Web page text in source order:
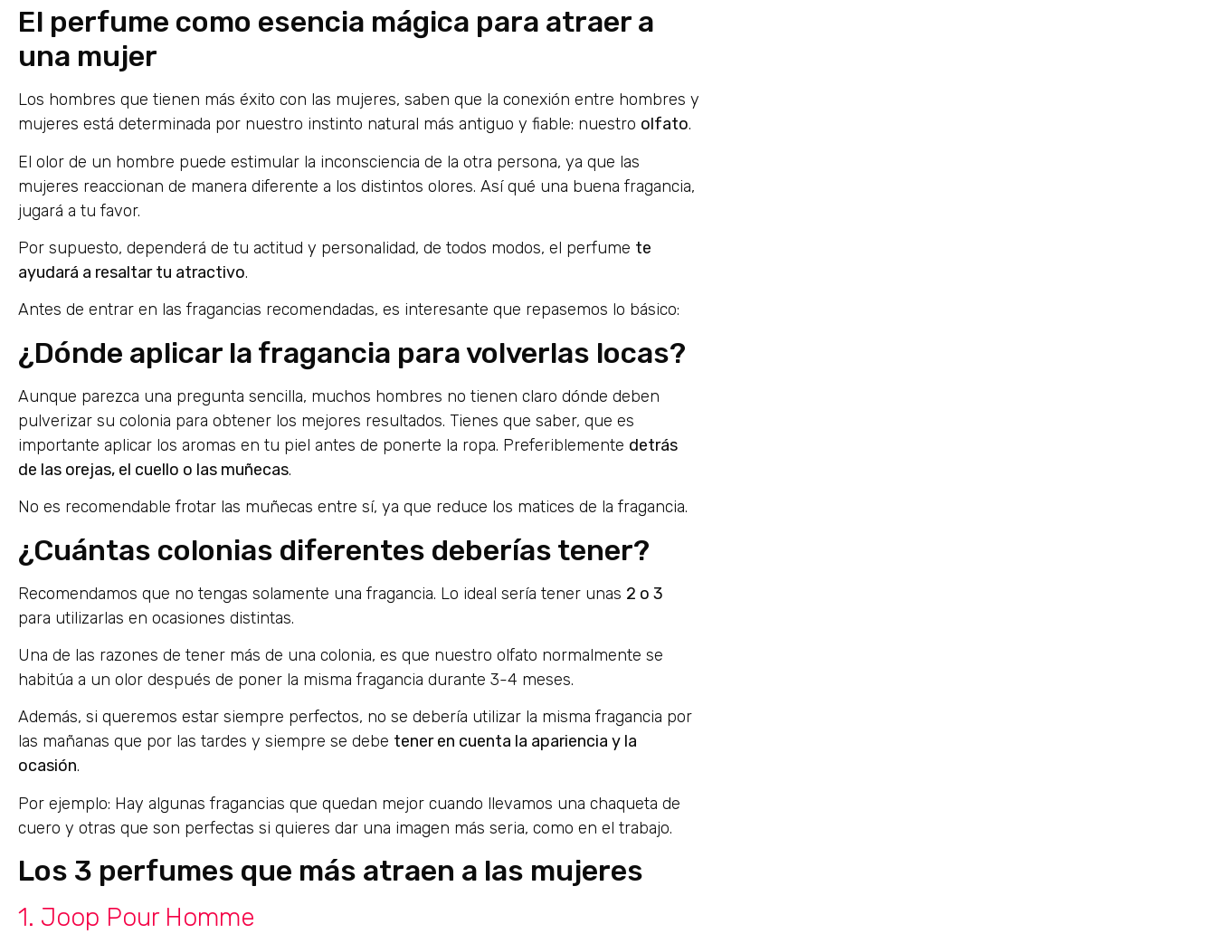
El perfume como esencia mágica para atraer a
una mujer
Los hombres que tienen más éxito con las mujeres, saben que la conexión entre hombres y
mujeres está determinada por nuestro instinto natural más antiguo y fiable: nuestro olfato.
El olor de un hombre puede estimular la inconsciencia de la otra persona, ya que las
mujeres reaccionan de manera diferente a los distintos olores. Así qué una buena fragancia,
jugará a tu favor.
Por supuesto, dependerá de tu actitud y personalidad, de todos modos, el perfume te
ayudará a resaltar tu atractivo.
Antes de entrar en las fragancias recomendadas, es interesante que repasemos lo básico:
¿Dónde aplicar la fragancia para volverlas locas?
Aunque parezca una pregunta sencilla, muchos hombres no tienen claro dónde deben
pulverizar su colonia para obtener los mejores resultados. Tienes que saber, que es
importante aplicar los aromas en tu piel antes de ponerte la ropa. Preferiblemente detrás
de las orejas, el cuello o las muñecas.
No es recomendable frotar las muñecas entre sí, ya que reduce los matices de la fragancia.
¿Cuántas colonias diferentes deberías tener?
Recomendamos que no tengas solamente una fragancia. Lo ideal sería tener unas 2 o 3
para utilizarlas en ocasiones distintas.
Una de las razones de tener más de una colonia, es que nuestro olfato normalmente se
habitúa a un olor después de poner la misma fragancia durante 3-4 meses.
Además, si queremos estar siempre perfectos, no se debería utilizar la misma fragancia por
las mañanas que por las tardes y siempre se debe tener en cuenta la apariencia y la
ocasión.
Por ejemplo: Hay algunas fragancias que quedan mejor cuando llevamos una chaqueta de
cuero y otras que son perfectas si quieres dar una imagen más seria, como en el trabajo.
Los 3 perfumes que más atraen a las mujeres
1. Joop Pour Homme